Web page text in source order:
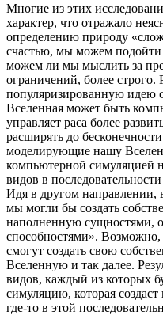
Многие из этих
характер, что отражало
определению природу
счастью, мы можем
можем ли мы мыслить за
ограничений, более
популяризированную идею
Вселенная может быть
управляет раса более
расширять до
моделирующие нашу
компьютерной симуляцией
видов в
Идя в другом направлении,
мы могли бы создать
наполненную сущностями,
способностями».
смогут создать свою
Вселенную и так далее.
видов, каждый из которых
симуляцию, которая
где-то в этой